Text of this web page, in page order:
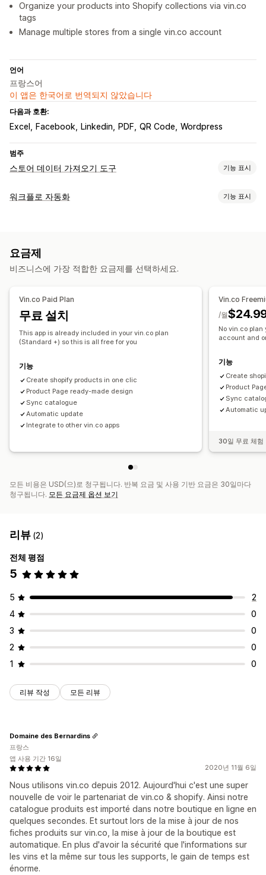
Organize your products into Shopify collections via vin.co
tags
Manage multiple stores from a single vin.co account
언어
프랑스어
이 앱은 한국어로 번역되지 않았습니다
다음과 호환:
Excel Facebook Linkedin PDF QR Code Wordpress
범주
스토어 데이터 가져오기 도구 기능 표시
데이터 동기화
워크플로 자동화 기능 표시
맞춤 설정
요금제
비즈니스에 가장 적합한 요금제를 선택하세요.
Vin.co Paid Plan
무료 설치
This app is already included in your vin.co plan
(Standard +) so this is all free for you
기능
Create shopify products in one clic
Product Page ready-made design
Sync catalogue
Automatic update
Integrate to other vin.co apps
Vin.co
/월
No vin.co
account and
기능
Create
Product
Sync
Automatic
30일 무료 체험
모든 비용은 USD(으)로 청구됩니다. 반복 요금 및 사용 기반 요금은 30일마다
청구됩니다. 모든 요금제 옵션 보기
리뷰 (2)
전체 평점
5
5
2
4
0
3
0
2
0
1
0
리뷰 작성 모든 리뷰
2020년 11월 6일
Nous utilisons vin.co depuis 2012. Aujourd'hui c'est une super
nouvelle de voir le partenariat de vin.co & shopify. Ainsi notre
catalogue produits est importé dans notre boutique en ligne en
quelques secondes. Et surtout lors de la mise à jour de nos
fiches produits sur vin.co, la mise à jour de la boutique est
automatique. En plus d'avoir la sécurité que l'informations sur
les vins et la même sur tous les supports, le gain de temps est
énorme.
Domaine des Bernardins
프랑스
앱 사용 기간 16일